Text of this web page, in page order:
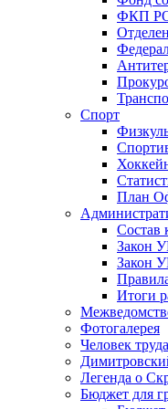
ФКП
Спорт
План
Состав
Закон
Закон
Итоги
Фотогалерея
Человек труда
Легенда о
Бюджет для